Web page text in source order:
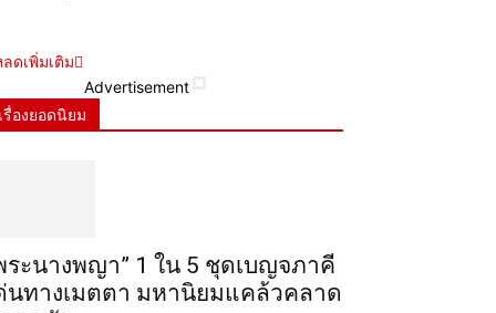
ดเพิ่มเติม
Advertisement
เรื่องยอดนิยม
ระ​นาง​พญา” 1 ใน 5​ ชุดเบญจ​ภาคี​
นทางเมตตา​ มหา​นิยม​แคล้วคลาด​